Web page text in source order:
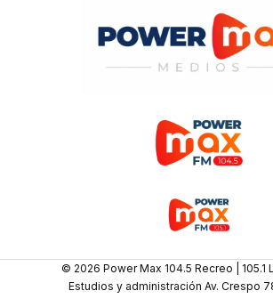
© 2026 Power Max 104.5 Recreo | 105.1
Estudios y administración Av. Crespo